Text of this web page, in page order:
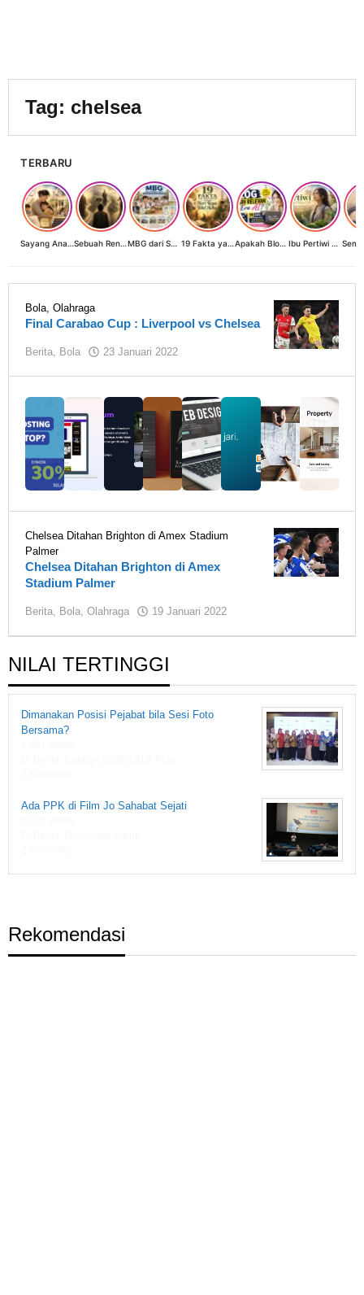
Tag: chelsea
TERBARU
Sayang Anak, Lindungi dan Bangun Masa Depan: Investasi Terbaik Seorang Perempuan untuk Dunia yang Lebih Baik Sebuah Renungan tentang Cahaya, Penantian, dan Harapan Kebangkitan Peradaban Nusantara MBG dari Sudut Pandang Ibu Rumah Tangga, Guru, dan Akademisi: Investasi Generasi Emas Indonesia 19 Fakta yang Jarang Diketahui tentang Hari Raya Idul Adha Apakah Blog Masih Relevan di Era AI? 19 Fakta & 19 Tips Blogger Bertahan Ibu Pertiwi Menyimpan Rahasia Cinta
Bola, Olahraga
Final Carabao Cup : Liverpool vs Chelsea
Berita, Bola 23 Januari 2022
Chelsea Ditahan Brighton di Amex Stadium
Palmer
Chelsea Ditahan Brighton di Amex
Stadium Palmer
Berita, Bola, Olahraga 19 Januari 2022
Santoso
NILAI TERTINGGI
Dimanakan Posisi Pejabat bila Sesi Foto
Bersama?
Ada PPK di Film Jo Sahabat Sejati
Rekomendasi